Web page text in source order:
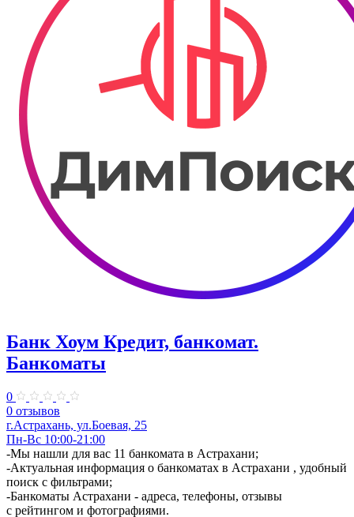
Банк Хоум Кредит, банкомат.
Банкоматы
0
0 отзывов
г.Астрахань, ул.Боевая, 25
Пн-Вс 10:00-21:00
-Мы нашли для вас 11 банкомата в Астрахани;
-Актуальная информация о банкоматах в Астрахани , удобный
поиск с фильтрами;
-Банкоматы Астрахани - адреса, телефоны, отзывы
с рейтингом и фотографиями.